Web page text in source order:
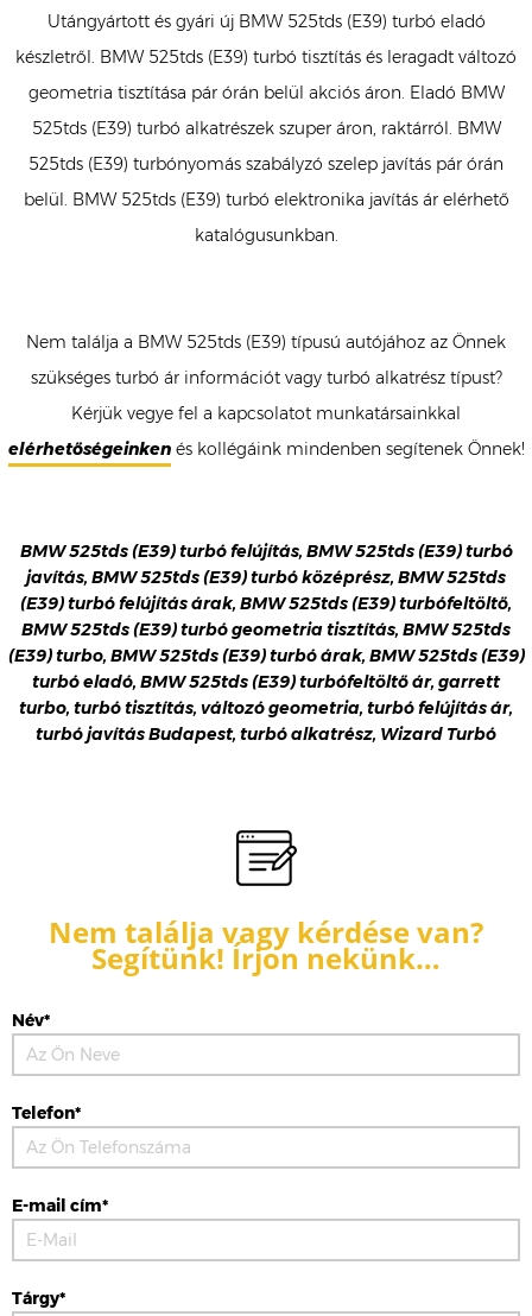
Utángyártott és gyári új BMW 525tds (E39) turbó eladó
készletről. BMW 525tds (E39) turbó tisztítás és leragadt változó
geometria tisztítása pár órán belül akciós áron. Eladó BMW
525tds (E39) turbó alkatrészek szuper áron, raktárról. BMW
525tds (E39) turbónyomás szabályzó szelep javítás pár órán
belül. BMW 525tds (E39) turbó elektronika javítás ár elérhető
katalógusunkban.
Nem találja a BMW 525tds (E39) típusú autójához az Önnek
szükséges turbó ár információt vagy turbó alkatrész típust?
Kérjük vegye fel a kapcsolatot munkatársainkkal
elérhetőségeinkenés kollégáink mindenben segítenek Önnek!
BMW 525tds (E39) turbó felújítás, BMW 525tds (E39) turbó
javítás, BMW 525tds (E39) turbó középrész, BMW 525tds
(E39) turbó felújítás árak, BMW 525tds (E39) turbófeltöltő,
BMW 525tds (E39) turbó geometria tisztítás, BMW 525tds
(E39) turbo, BMW 525tds (E39) turbó árak, BMW 525tds (E39)
turbó eladó, BMW 525tds (E39) turbófeltöltő ár, garrett
turbo, turbó tisztítás, változó geometria, turbó felújítás ár,
turbó javítás Budapest, turbó alkatrész, Wizard Turbó
Nem találja vagy kérdése van?
Segítünk! Írjon nekünk…
Név*
Telefon*
E-mail cím*
Tárgy*